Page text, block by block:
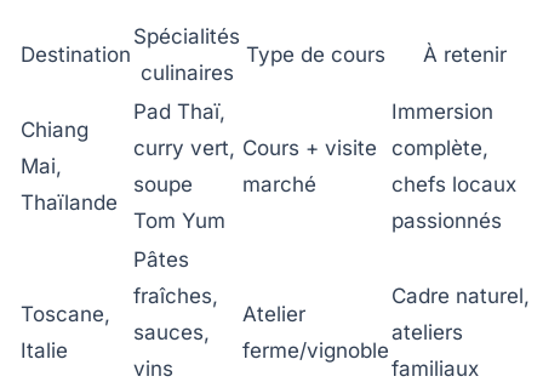
Destination
Spécialités
culinaires
Type de cours À retenir
Chiang
Mai,
Thaïlande
Pad Thaï,
curry vert,
soupe
Tom Yum
Cours + visite
marché
Immersion
complète,
chefs locaux
passionnés
Toscane,
Italie
Pâtes
fraîches,
sauces,
vins
Atelier
ferme/vignoble
Cadre naturel,
ateliers
familiaux